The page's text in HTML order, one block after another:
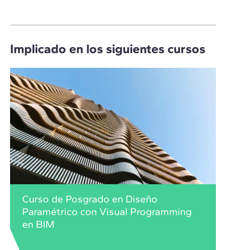
Implicado en los siguientes cursos
Curso de Posgrado en Diseño
Paramétrico con Visual Programming
en BIM